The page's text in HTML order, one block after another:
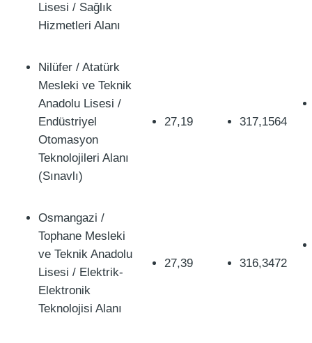
Lisesi / Sağlık
Hizmetleri Alanı
Nilüfer / Atatürk
Mesleki ve Teknik
Anadolu Lisesi /
Endüstriyel
Otomasyon
Teknolojileri Alanı
(Sınavlı)
27,19 317,1564
Osmangazi /
Tophane Mesleki
ve Teknik Anadolu
Lisesi / Elektrik-
Elektronik
Teknolojisi Alanı
27,39 316,3472